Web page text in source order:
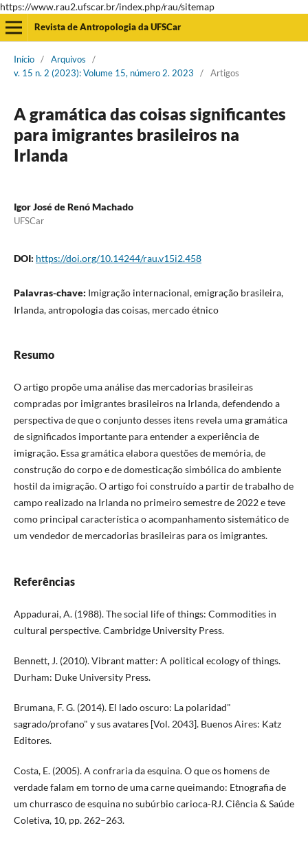
https://www.rau2.ufscar.br/index.php/rau/sitemap
Revista de Antropologia da UFSCar
Início / Arquivos
/
v. 15 n. 2 (2023): Volume 15, número 2. 2023
/ Artigos
A gramática das coisas significantes
para imigrantes brasileiros na
Irlanda
Igor José de Renó Machado
UFSCar
DOI: https://doi.org/10.14244/rau.v15i2.458
Palavras-chave: Imigração internacional, emigração brasileira,
Irlanda, antropologia das coisas, mercado étnico
Resumo
O artigo propõe uma análise das mercadorias brasileiras
compradas por imigrantes brasileiros na Irlanda, defendendo a
perspectiva de que o conjunto desses itens revela uma gramática
de significados importante para entender a experiência de
imigração. Essa gramática elabora questões de memória, de
construção do corpo e de domesticação simbólica do ambiente
hostil da imigração. O artigo foi construído a partir de trabalho de
campo realizado na Irlanda no primeiro semestre de 2022 e teve
como principal característica o acompanhamento sistemático de
um vendedor de mercadorias brasileiras para os imigrantes.
Referências
Appadurai, A. (1988). The social life of things: Commodities in
cultural perspective. Cambridge University Press.
Bennett, J. (2010). Vibrant matter: A political ecology of things.
Durham: Duke University Press.
Brumana, F. G. (2014). El lado oscuro: La polaridad"
sagrado/profano" y sus avatares [Vol. 2043]. Buenos Aires: Katz
Editores.
Costa, E. (2005). A confraria da esquina. O que os homens de
verdade falam em torno de uma carne queimando: Etnografia de
um churrasco de esquina no subúrbio carioca-RJ. Ciência & Saúde
Coletiva, 10, pp. 262–263.